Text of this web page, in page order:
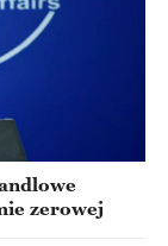
zerowej